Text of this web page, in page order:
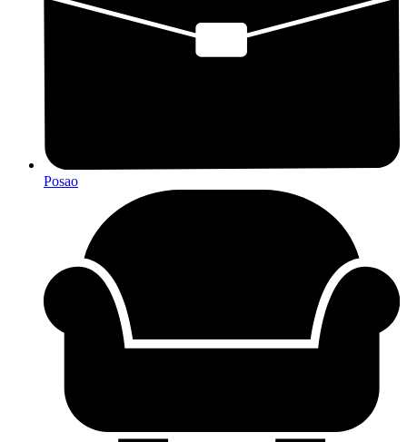
Posao